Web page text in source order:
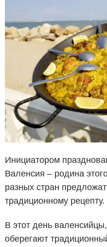
Инициатором
Валенсия – родина
разных стран
традиционному рецепту.
В этот день
оберегают